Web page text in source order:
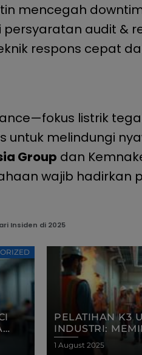
mencegah
persyaratan audit &
respons cepat
listrik
untuk melindungi
Group dan
wajib
Insiden di 2025​
SIMULASI
PELATIHAN K3:
KESIAPAN
1 August 2025